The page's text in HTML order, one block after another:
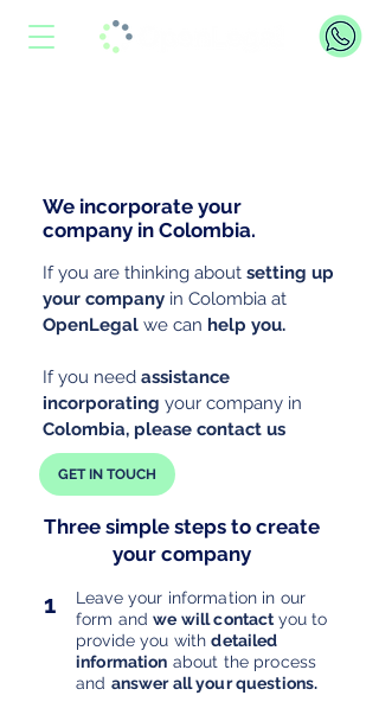
We incorporate your
company in Colombia.
If you are thinking about setting up
your company in Colombia at
OpenLegal we can help you.
If you need assistance
incorporating your company in
Colombia, please contact us
GET IN TOUCH
Three simple steps to create
your company
1
Leave your information in our
form andwe will contact you to
provide you withdetailed
information about the process
and answer all your questions.